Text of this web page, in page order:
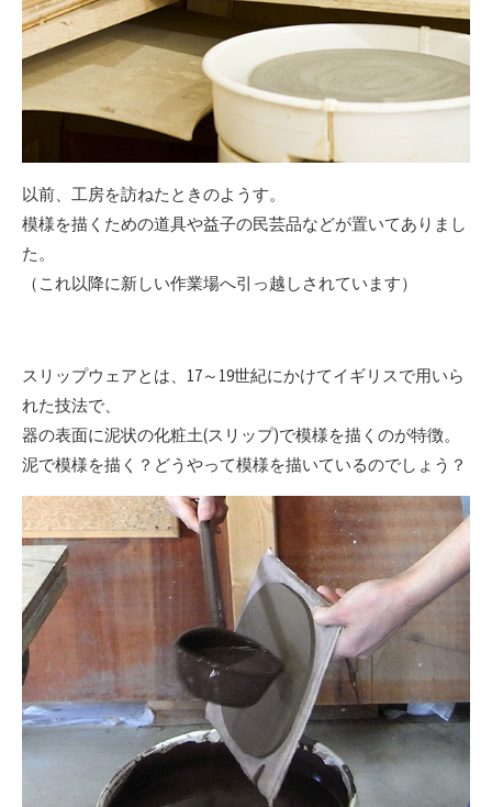
以前、工房を訪ねたときのようす。
模様を描くための道具や益子の民芸品などが置いてありまし
た。
（これ以降に新しい作業場へ引っ越しされています）
スリップウェアとは、17～19世紀にかけてイギリスで用いら
れた技法で、
器の表面に泥状の化粧土(スリップ)で模様を描くのが特徴。
泥で模様を描く？どうやって模様を描いているのでしょう？